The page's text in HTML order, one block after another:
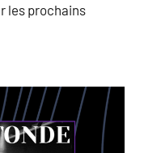
les prochains